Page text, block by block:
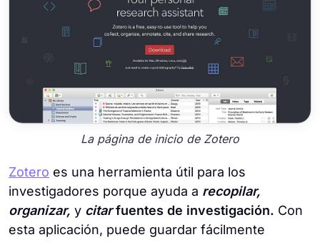
La página de inicio de Zotero
Zotero es una herramienta útil para los
investigadores porque ayuda a recopilar,
organizar, y citarfuentes de investigación. Con
esta aplicación, puede guardar fácilmente